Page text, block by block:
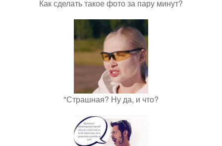
Как сделать такое фото за пару минут?
"Страшная? Ну да, и что?